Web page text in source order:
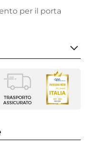
per il porta